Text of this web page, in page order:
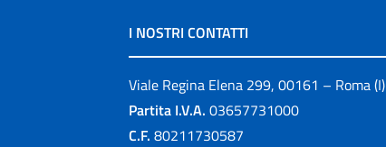
I NOSTRI CONTATTI
Viale Regina Elena 299, 00161 – Roma (I)
Partita I.V.A. 03657731000
C.F. 80211730587